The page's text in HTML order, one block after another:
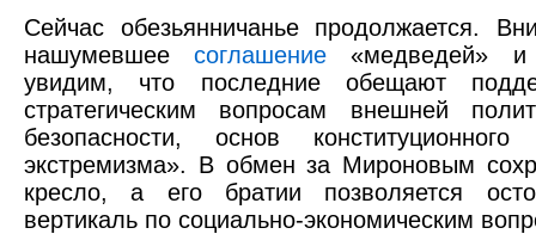
Сейчас обезьянничанье продолжается.
нашумевшеесоглашение «медведей» и
увидим, что последние обещают
стратегическим вопросам внешней
безопасности, основ
экстремизма». В обмен за Мироновым
кресло, а его братии позволяется
вертикаль по социально-экономическим